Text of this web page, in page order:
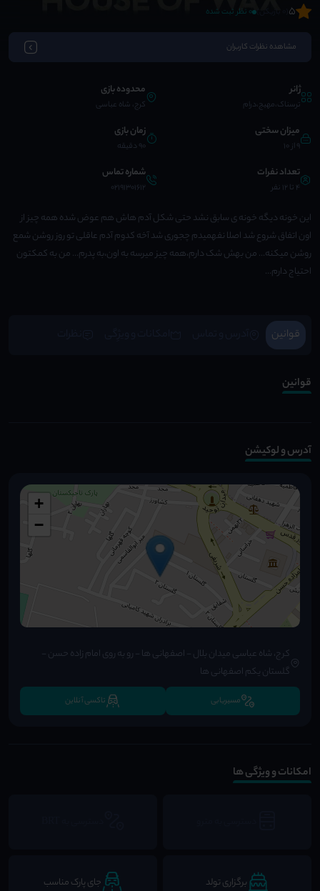
5 0 نظر ثبت شده
مشاهده نظرات کاربران
ژانر
ترسناک،مهیج،درام
محدوده بازی
کرج، شاه عباسی
میزان سختی
9 از 10
زمان بازی
90 دقیقه
تعداد نفرات
4 تا 12 نفر
شماره تماس
02191301612
این خونه دیگه خونه ی سابق نشد حتی شکل آدم هاش هم عوض شده همه چیز از
اون اتفاق شروع شد اصلا نفهمیدم چجوری شد آخه کدوم آدم عاقلی تو روز روشن شمع
روشن میکنه... من بهش شک دارم،همه چیز میرسه به اون،به پدرم... من به کمکتون
احتیاج دارم...
قوانین
قوانین
آدرس و لوکیشن
+
−
کرج، شاه عباسی میدان بلال - اصفهانی ها - رو به روی امام زاده حسن -
گلستان یکم اصفهانی ها
مسیریابی تاکسی آنلاین
امکانات و ویژگی ها
برگزاری تولد جای پارک مناسب